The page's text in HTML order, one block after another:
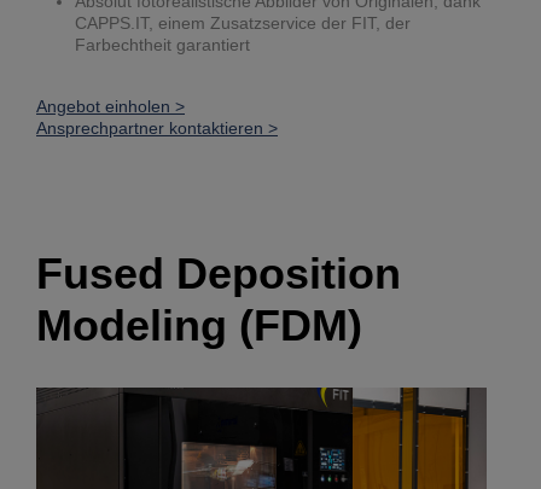
CAPPS.IT, einem Zusatzservice der FIT, der
Farbechtheit garantiert
Angebot einholen >
Ansprechpartner kontaktieren >
Fused Deposition
Modeling (FDM)